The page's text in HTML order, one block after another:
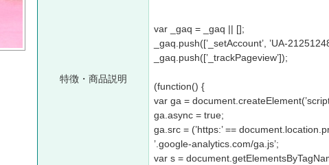
特徴・商品説明
var _gaq = _gaq || [];
_gaq.push([’_setAccount’, ’UA-
_gaq.push([’_trackPageview’]);
(function() {
var ga =
ga.async = true;
ga.src = (’https:’ ==
’.google-analytics.com/ga.js’;
var s =